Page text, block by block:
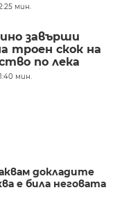
мин.
завърши
троен скок на
по лека
мин.
докладите
е била неговата